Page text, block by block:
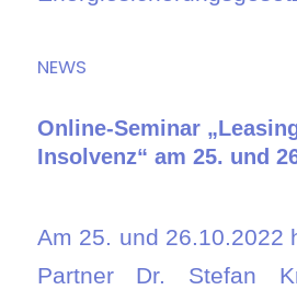
NEWS
Online-Seminar
Insolvenz“ am 25. und
Am 25. und 26.10.2022
Partner Dr. Stefan